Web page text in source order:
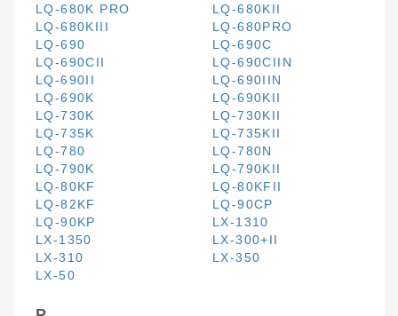
LQ-680K PRO
LQ-680KII
LQ-680KIII
LQ-680PRO
LQ-690
LQ-690C
LQ-690CII
LQ-690CIIN
LQ-690II
LQ-690IIN
LQ-690K
LQ-690KII
LQ-730K
LQ-730KII
LQ-735K
LQ-735KII
LQ-780
LQ-780N
LQ-790K
LQ-790KII
LQ-80KF
LQ-80KFII
LQ-82KF
LQ-90CP
LQ-90KP
LX-1310
LX-1350
LX-300+II
LX-310
LX-350
LX-50